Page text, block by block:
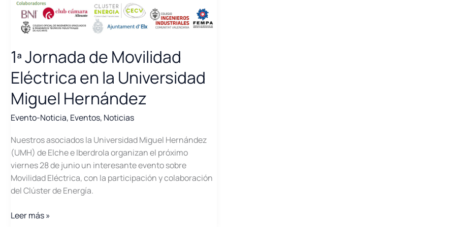
1ª Jornada de Movilidad
Eléctrica en la Universidad
Miguel Hernández
Evento-Noticia, Eventos, Noticias
Nuestros asociados la Universidad Miguel Hernández
(UMH) de Elche e Iberdrola organizan el próximo
viernes 28 de junio un interesante evento sobre
Movilidad Eléctrica, con la participación y colaboración
del Clúster de Energía.
1ª
Leer más »